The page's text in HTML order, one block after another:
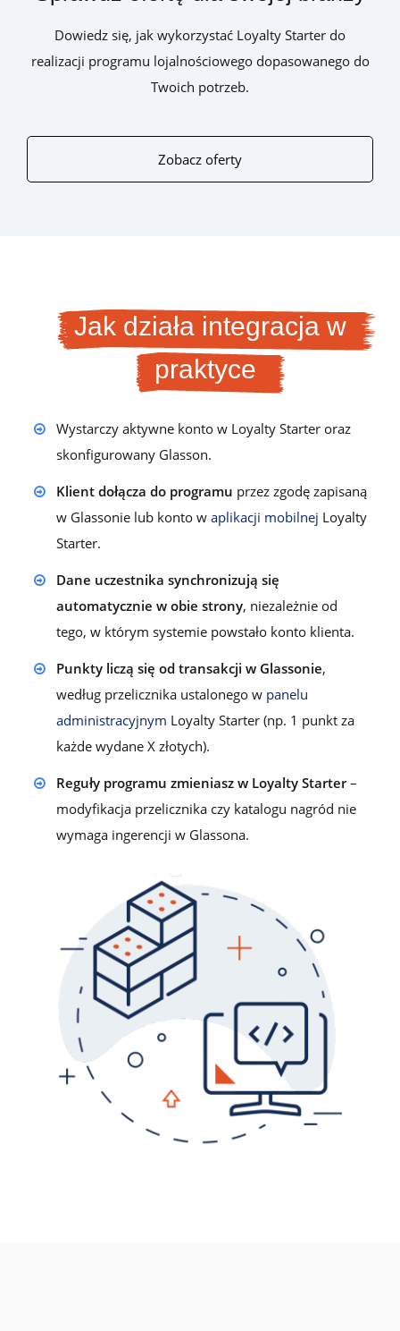
Dowiedz się, jak wykorzystać Loyalty Starter do
realizacji programu lojalnościowego dopasowanego do
Twoich potrzeb.
Zobacz oferty
Jak działa integracja w
praktyce
Wystarczy aktywne konto w Loyalty Starter oraz
skonfigurowany Glasson.
Klient dołącza do programu przez zgodę zapisaną
w Glassonie lub konto w aplikacji mobilnej Loyalty
Starter.
Dane uczestnika synchronizują się
automatycznie w obie strony, niezależnie od
tego, w którym systemie powstało konto klienta.
Punkty liczą się od transakcji w Glassonie,
według przelicznika ustalonego w panelu
administracyjnym Loyalty Starter (np. 1 punkt za
każde wydane X złotych).
Reguły programu zmieniasz w Loyalty Starter–
modyfikacja przelicznika czy katalogu nagród nie
wymaga ingerencji w Glassona.